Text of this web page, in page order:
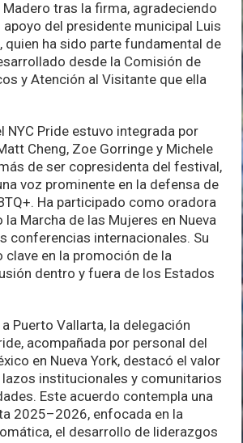
tras la firma, agradeciendo
del presidente municipal Luis
quien ha sido parte fundamental de
desde la Comisión de
y Atención al Visitante que ella
NYC Pride estuvo integrada por
Cheng, Zoe Gorringe y Michele
de ser copresidenta del festival,
voz prominente en la defensa de
Ha participado como oradora
Marcha de las Mujeres en Nueva
conferencias internacionales. Su
clave en la promoción de la
dentro y fuera de los Estados
Puerto Vallarta, la delegación
acompañada por personal del
en Nueva York, destacó el valor
institucionales y comunitarios
Este acuerdo contempla una
2025–2026, enfocada en la
el desarrollo de liderazgos